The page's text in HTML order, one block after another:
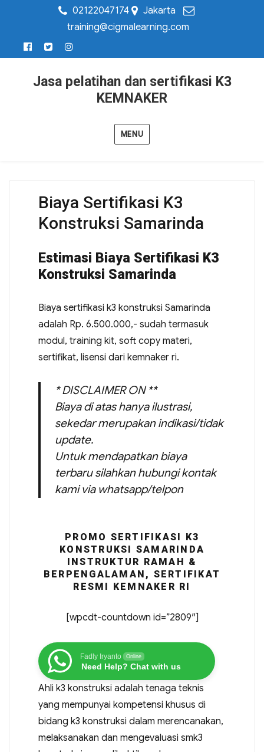
02122047174
Jakarta
training@cigmalearning.com
Jasa pelatihan dan sertifikasi K3
KEMNAKER
MENU
Biaya Sertifikasi K3
Konstruksi Samarinda
Estimasi Biaya Sertifikasi K3
Konstruksi Samarinda
Biaya sertifikasi k3 konstruksi Samarinda
adalah Rp. 6.500.000,- sudah termasuk
modul, training kit, soft copy materi,
sertifikat, lisensi dari kemnaker ri.
* DISCLAIMER ON **
Biaya di atas hanya ilustrasi,
sekedar merupakan indikasi/tidak
update.
Untuk mendapatkan biaya
terbaru silahkan hubungi kontak
kami via whatsapp/telpon
PROMO SERTIFIKASI K3
KONSTRUKSI SAMARINDA
INSTRUKTUR RAMAH &
BERPENGALAMAN, SERTIFIKAT
RESMI KEMNAKER RI
[wpcdt-countdown id=”2809″]
Fadly Iryanto Online
Need Help? Chat with us
Ahli k3 konstruksi adalah tenaga teknis
yang mempunyai kompetensi khusus di
bidang k3 konstruksi dalam merencanakan,
melaksanakan dan mengevaluasi smk3